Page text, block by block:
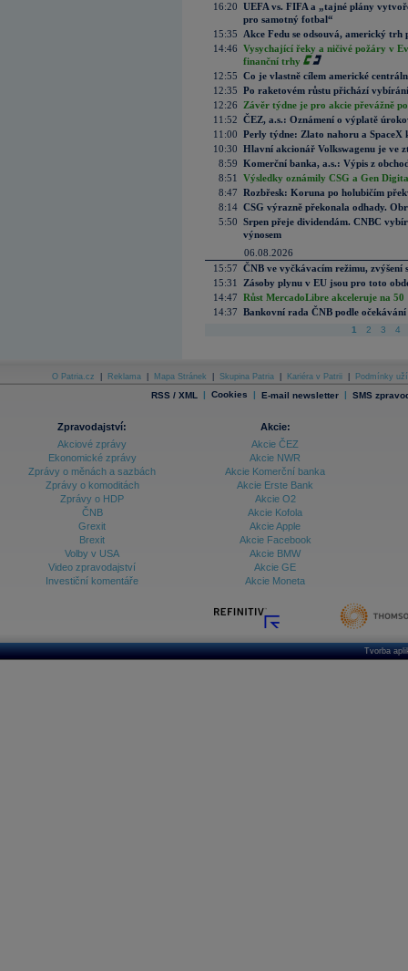
16:20 UEFA vs. FIFA a „tajné plány
pro samotný fotbal“
15:35
Akce Fedu se odsouvá, americký
14:46 Vysychající řeky a ničivé požáry v
finanční trhy
12:55 Co je vlastně cílem americké
12:35 Po raketovém růstu přichází
12:26
Závěr týdne je pro akcie převážně
11:52 ČEZ, a.s.: Oznámení o výplatě
11:00 Perly týdne: Zlato nahoru a SpaceX
10:30 Hlavní akcionář Volkswagenu je ve
8:59 Komerční banka, a.s.: Výpis z
8:51
Výsledky oznámily CSG a Gen
8:47 Rozbřesk: Koruna po holubičím
8:14 CSG výrazně překonala odhady.
5:50 Srpen přeje dividendám. CNBC
výnosem
06.08.2026
15:57 ČNB ve vyčkávacím režimu, zvýšení
15:31
Zásoby plynu v EU jsou pro toto
14:47 Růst MercadoLibre akceleruje na
14:37 Bankovní rada ČNB podle
1 2 3 4
O Patria.cz Reklama Mapa Stránek Skupina Patria Kariéra v Patrii Podmínky
RSS / XML | Cookies | E-mail newsletter | SMS
Zpravodajství:
Akciové zprávy
Ekonomické zprávy
Zprávy o měnách a sazbách
Zprávy o komoditách
Zprávy o HDP
ČNB
Grexit
Brexit
Volby v USA
Video zpravodajství
Investiční komentáře
Akcie:
Akcie ČEZ
Akcie NWR
Akcie Komerční banka
Akcie Erste Bank
Akcie O2
Akcie Kofola
Akcie Apple
Akcie Facebook
Akcie BMW
Akcie GE
Akcie Moneta
Tvorba